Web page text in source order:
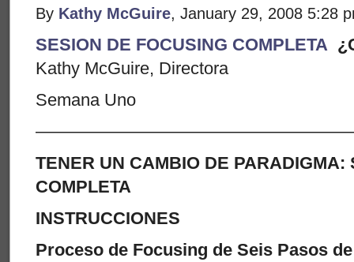
By Kathy McGuire, January 29, 2008 5:28
SESION DE FOCUSING COMPLETA
Kathy McGuire, Directora
Semana Uno
TENER UN CAMBIO DE PARADIGMA:
COMPLETA
INSTRUCCIONES
Proceso de Focusing de Seis Pasos